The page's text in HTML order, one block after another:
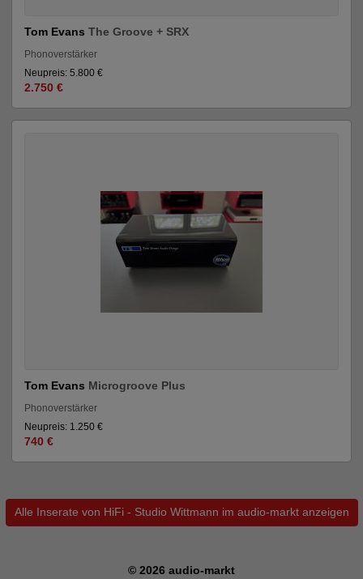
Tom Evans The Groove + SRX
Phonoverstärker
Neupreis: 5.800 €
2.750 €
Tom Evans Microgroove Plus
Phonoverstärker
Neupreis: 1.250 €
740 €
Alle Inserate von HiFi - Studio Wittmann im audio-markt anzeigen
© 2026 audio-markt